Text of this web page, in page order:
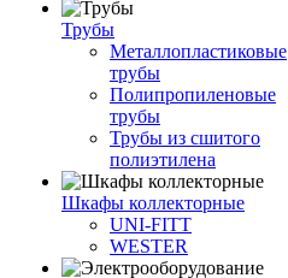
Трубы
Металлопластиковые
трубы
Полипропиленовые
трубы
Трубы из сшитого
полиэтилена
Шкафы коллекторные
UNI-FITT
WESTER